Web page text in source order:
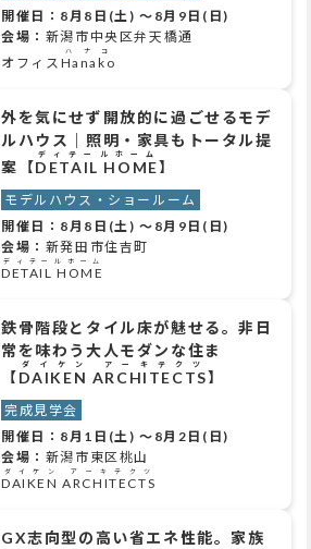
開催日： 8月8日(土) ～ 8月9日(日)
会場： 新潟市中央区弁天橋通
オフィス Hanako
ハナコ
外を気にせず開放的に過ごせるモデ
ルハウス｜照明・家具もトータル提
案【DETAIL HOME
ディテールホーム
】
モデルハウス・ショールーム
開催日： 8月8日(土) ～ 8月9日(日)
会場： 新発田市住吉町
DETAIL HOME
ディテールホーム
鉄骨階段とタイル床が魅せる。非日
常を味わう大人モダンな住ま
【DAIKEN ARCHITECTS
ダイケン アーキテクツ
】
完成見学会
開催日： 8月1日(土) ～ 8月2日(日)
会場： 新潟市東区桃山
DAIKEN ARCHITECTS
ダイケン アーキテクツ
GX志向型の高い省エネ性能。家族